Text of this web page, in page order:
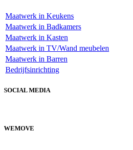
Maatwerk in Keukens
Maatwerk in Badkamers
Maatwerk in Kasten
Maatwerk in TV/Wand meubelen
Maatwerk in Barren
Bedrijfsinrichting
SOCIAL MEDIA
WEMOVE